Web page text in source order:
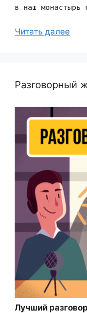
в наш монастырь
Читать далее
Разговорный
Лучший